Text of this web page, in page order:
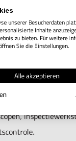
wetenschap
componenten
waar
zijn
–
de vorm
5 mm voor hoge
van topkwaliteit
lichtverliezen.
unserer Besucherdaten
Inhalte
zu bieten. Für weitere
Sie die Einstellungen.
Alle akzeptieren